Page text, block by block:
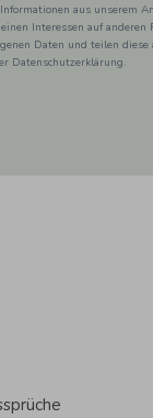
aus unserem
Interessen auf anderen
Daten und teilen
Datenschutzerklärung.